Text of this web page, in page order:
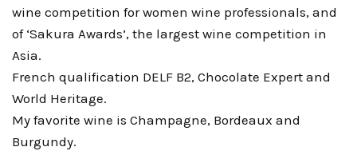
wine competition for women wine professionals, and
of ‘Sakura Awards’, the largest wine competition in
Asia.
French qualification DELF B2, Chocolate Expert and
World Heritage.
My favorite wine is Champagne, Bordeaux and
Burgundy.